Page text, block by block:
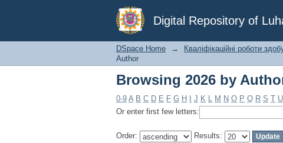
Digital Repository of
Browsing 2026 by Author
DSpace Home → Кваліфікаційні роботи
Author
Browsing 2026 by
0-9 A B C D E F G H J K L M N O P Q R S T U
Or enter first few letters:
Order: Results: